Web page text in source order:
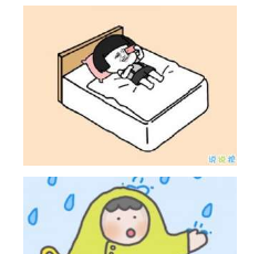
官宣恋爱的说说配图 官宣句子
谐音梗土味情话大全带图片 油
腻搞笑的土味情话